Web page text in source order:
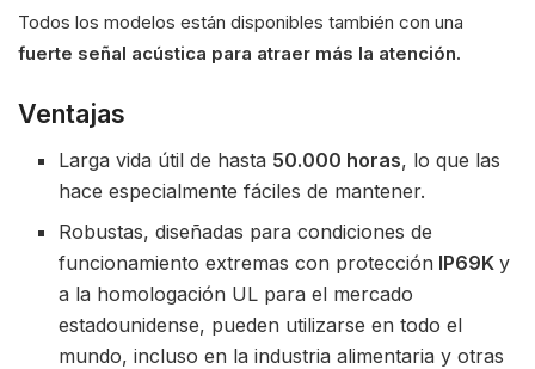
Todos los modelos están disponibles también con una
fuerte señal acústica para atraer más la atención.
Ventajas
Larga vida útil de hasta 50.000 horas, lo que las
hace especialmente fáciles de mantener.
Robustas, diseñadas para condiciones de
funcionamiento extremas con protección IP69Ky
a la homologación UL para el mercado
estadounidense, pueden utilizarse en todo el
mundo, incluso en la industria alimentaria y otras